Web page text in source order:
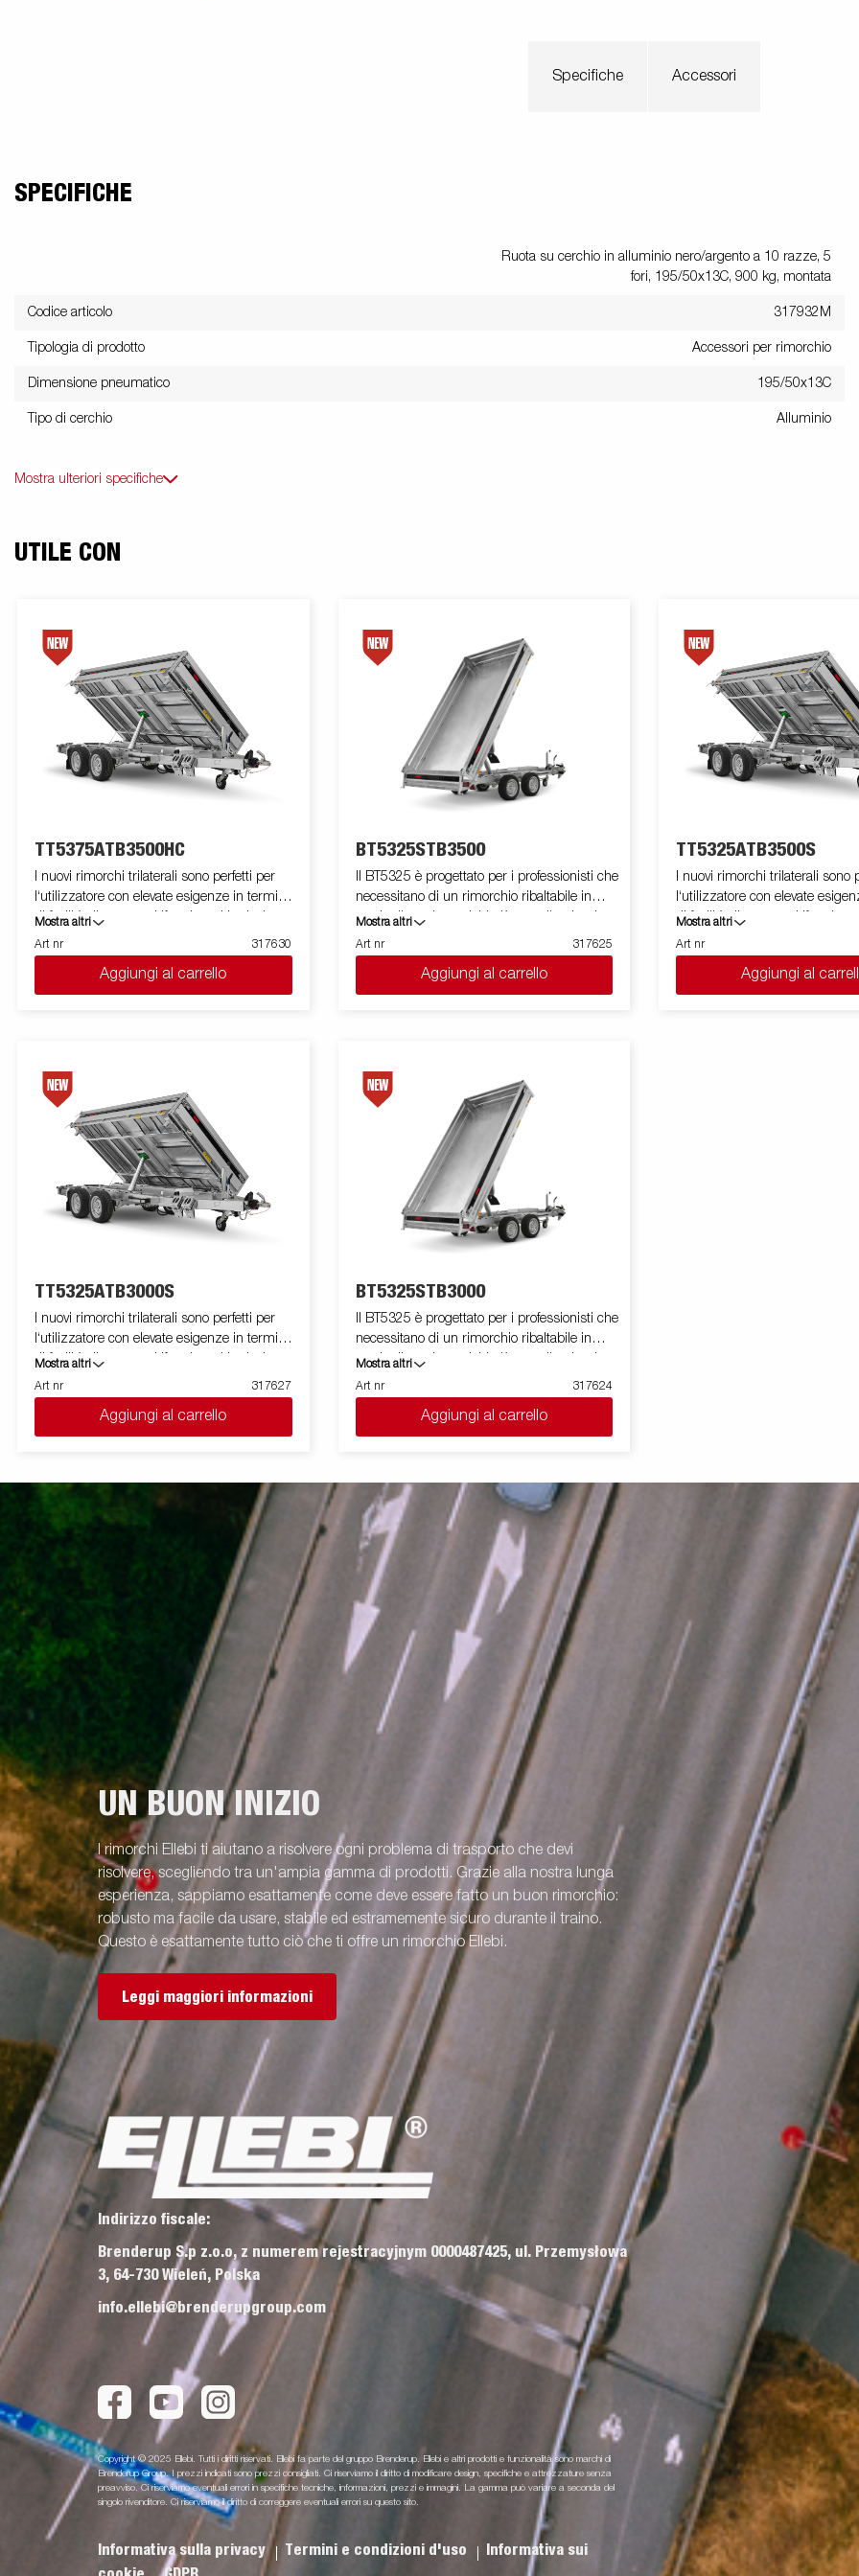
Specifiche Accessori
SPECIFICHE
Ruota su cerchio in alluminio nero/argento a 10 razze, 5
fori, 195/50x13C, 900 kg, montata
Codice articolo 317932M
Tipologia di prodotto Accessori per rimorchio
Dimensione pneumatico 195/50x13C
Tipo di cerchio Alluminio
Mostra ulteriori specifiche
UTILE CON
TT5375ATB3500HC
I nuovi rimorchi trilaterali sono perfetti per
l‘utilizzatore con elevate esigenze in termini
di facilità d'uso e multifunzione. Un design
unico e leggero offre una capacità di carico
fino a 2740 kg. Il suo angolo di ribaltamento
aumentato facilita lo scarico di merci come
ghiaia, sabbia, inerti e terra. TT5000 è
facilmente le macchine e le attrezzature che
il lavoro richiede. Le sponde posteriore e
quelle laterali in alluminio sono standard.
Semplifica le manovre dotando il tuo
rimorchio di telecomando wireless o
Bluetooth. Possono essere utilizzati molti
accessori della Serie 5000 e ci sono anche
accessori appositamente sviluppati per la
Serie TT5000. Le immagini sono solo a scopo
Mostra altri
Art nr
317630
Aggiungi al carrello
BT5325STB3500
Il BT5325 è progettato per i professionisti che
necessitano di un rimorchio ribaltabile in
grado di gestire carichi più grandi, volumi
maggiori e attività più impegnative. Grazie
alla sua elevata capacità, sia in termini di
dimensioni che di carico utile, questo
rimorchio è un compagno di lavoro affidabile
garantisce uno scarico fluido ed efficiente. La
sua bassa altezza di carico semplifica le
operazioni di carico, mentre l'elevato angolo
di ribaltamento garantisce uno scarico rapido
di qualsiasi materiale, dalla sabbia al terreno.
La serie BT5000 può essere personalizzata
con un'ampia gamma di accessori come
sovrasponde a rete, coperine pari sponde e
centine. Le immagini sono solo a scopo
Mostra altri
Art nr
317625
Aggiungi al carrello
TT5325ATB3500S
I nuovi rimorchi trilaterali sono
l‘utilizzatore con elevate
di facilità d'uso e multifunzione.
unico e leggero offre una
fino a 2740 kg. Il suo angolo di
aumentato facilita lo scarico di
ghiaia, sabbia, inerti e terra.
Mostra altri
Art nr
Aggiungi al
TT5325ATB3000S
I nuovi rimorchi trilaterali sono perfetti per
l‘utilizzatore con elevate esigenze in termini
di facilità d'uso e multifunzione. Un design
unico e leggero offre una capacità di carico
fino a 2740 kg. Il suo angolo di ribaltamento
aumentato facilita lo scarico di merci come
ghiaia, sabbia, inerti e terra. TT5000 è
con 8 anelli di fissaggio carico incassati, con
capacità di 800 kg ciascuno. Puoi caricare
facilmente le macchine e le attrezzature che
il lavoro richiede. Le sponde posteriore e
quelle laterali in alluminio sono standard.
Semplifica le manovre dotando il tuo
rimorchio di telecomando wireless o
Bluetooth. Possono essere utilizzati molti
accessori della Serie 5000 e ci sono anche
accessori appositamente sviluppati per la
Serie TT5000. Le immagini sono solo a scopo
illustrativo e possono mostrare
apparecchiature opzionali.
Mostra altri
Art nr
317627
Aggiungi al carrello
BT5325STB3000
Il BT5325 è progettato per i professionisti che
necessitano di un rimorchio ribaltabile in
grado di gestire carichi più grandi, volumi
maggiori e attività più impegnative. Grazie
alla sua elevata capacità, sia in termini di
dimensioni che di carico utile, questo
rimorchio è un compagno di lavoro affidabile
acciaio rinforzato e di un potente sistema di
ribaltamento elettroidraulico, il BT5325
garantisce uno scarico fluido ed efficiente. La
sua bassa altezza di carico semplifica le
operazioni di carico, mentre l'elevato angolo
di ribaltamento garantisce uno scarico rapido
di qualsiasi materiale, dalla sabbia al terreno.
La serie BT5000 può essere personalizzata
con un'ampia gamma di accessori come
sovrasponde a rete, coperine pari sponde e
centine. Le immagini sono solo a scopo
illustrativo e potrebbero mostrare
equipaggiamenti opzionali.
Mostra altri
Art nr
317624
Aggiungi al carrello
UN BUON INIZIO
I rimorchi Ellebi ti aiutano a risolvere ogni problema di trasporto che devi
risolvere, scegliendo tra un'ampia gamma di prodotti. Grazie alla nostra lunga
esperienza, sappiamo esattamente come deve essere fatto un buon rimorchio:
robusto ma facile da usare, stabile ed estramemente sicuro durante il traino.
Questo è esattamente tutto ciò che ti offre un rimorchio Ellebi.
Leggi maggiori informazioni
Indirizzo fiscale:
Brenderup S.p z.o.o, z numerem rejestracyjnym 0000487425, ul. Przemysłowa
3, 64-730 Wieleń, Polska
info.ellebi@brenderupgroup.com
Copyright © 2025 Ellebi. Tutti i diritti riservati. Ellebi fa parte del gruppo Brenderup. Ellebi e altri prodotti e funzionalità sono marchi di
Brenderup Group. I prezzi indicati sono prezzi consigliati. Ci riserviamo il diritto di modificare design, specifiche e attrezzature senza
preavviso. Ci riserviamo eventuali errori in specifiche tecniche, informazioni, prezzi e immagini. La gamma può variare a seconda del
singolo rivenditore. Ci riserviamo il diritto di correggere eventuali errori su questo sito.
Informativa sulla privacy Termini e condizioni d'uso
Informativa sui